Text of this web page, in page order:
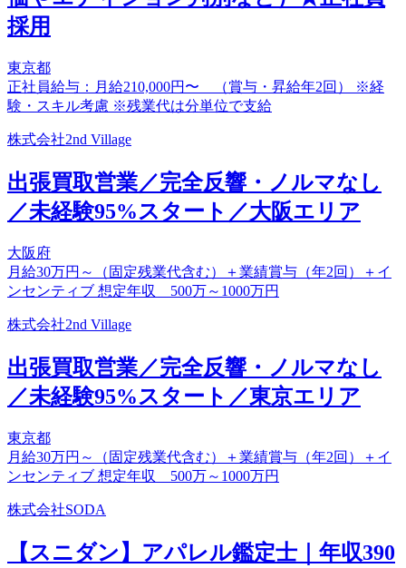
採用
東京都
正社員給与：月給210,000円〜 （賞与・昇給年2回） ※経
験・スキル考慮 ※残業代は分単位で支給
株式会社2nd Village
出張買取営業／完全反響・ノルマなし
／未経験95%スタート／大阪エリア
大阪府
月給30万円～（固定残業代含む）＋業績賞与（年2回）＋イ
ンセンティブ 想定年収 500万～1000万円
株式会社2nd Village
出張買取営業／完全反響・ノルマなし
／未経験95%スタート／東京エリア
東京都
月給30万円～（固定残業代含む）＋業績賞与（年2回）＋イ
ンセンティブ 想定年収 500万～1000万円
株式会社SODA
【スニダン】アパレル鑑定士｜年収390